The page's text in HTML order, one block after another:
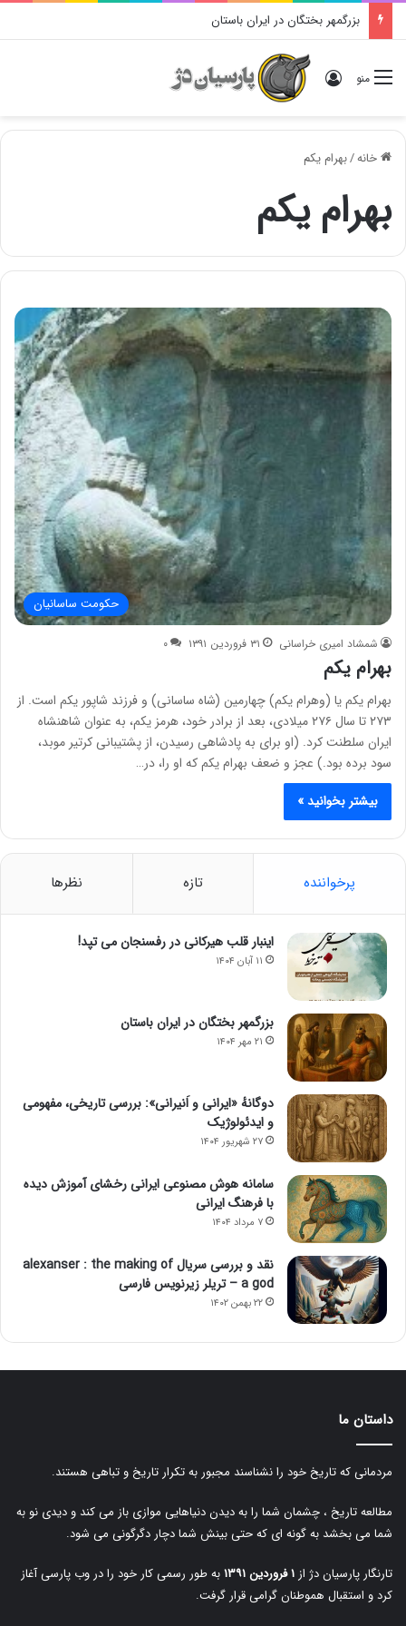
بزرگمهر بختگان در ایران باستان
منو ورود
خانه/بهرام یکم
بهرام یکم
حکومت ساسانیان
شمشاد امیری خراسانی ۳۱ فروردین ۱۳۹۱ ۰
بهرام یکم
بهرام یکم یا (وهرام یکم) چهارمین (شاه ساسانی) و فرزند شاپور یکم است. از
۲۷۳ تا سال ۲۷۶ میلادی، بعد از برادر خود، هرمز یکم، به عنوان شاهنشاه
ایران سلطنت کرد. (او برای به پادشاهی رسیدن، از پشتیبانی کرتیر موبد،
سود برده بود.) عجز و ضعف بهرام یکم که او را، در…
بیشتر بخوانید »
پرخواننده تازه نظرها
اینبار قلب هیرکانی در رفسنجان می تپد!
۱۱ آبان ۱۴۰۴
بزرگمهر بختگان در ایران باستان
۲۱ مهر ۱۴۰۴
دوگانهٔ «ایرانی و اَنیرانی»: بررسی تاریخی، مفهومی
و ایدئولوژیک
۲۷ شهریور ۱۴۰۴
سامانه هوش مصنوعی ایرانی رخشای آموزش دیده
با فرهنگ ایرانی
۷ مرداد ۱۴۰۴
نقد و بررسی سریال alexanser : the making of
a god – تریلر زیرنویس فارسی
۲۲ بهمن ۱۴۰۲
داستان ما
مردمانی که تاریخ خود را نشناسند مجبور به تکرار تاریخ و تباهی هستند.
مطالعه تاریخ ، چشمان شما را به دیدن دنیاهایی موازی باز می کند و دیدی نو به
شما می بخشد به گونه ای که حتی بینش شما دچار دگرگونی می شود.
تارنگار پارسیان دژ از۱ فروردین ۱۳۹۱
به طور رسمی کار خود را در وب پارسی آغاز
کرد و استقبال هموطنان گرامی قرار گرفت.